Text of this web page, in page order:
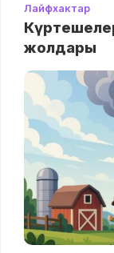
Лайфхактар
жолдары